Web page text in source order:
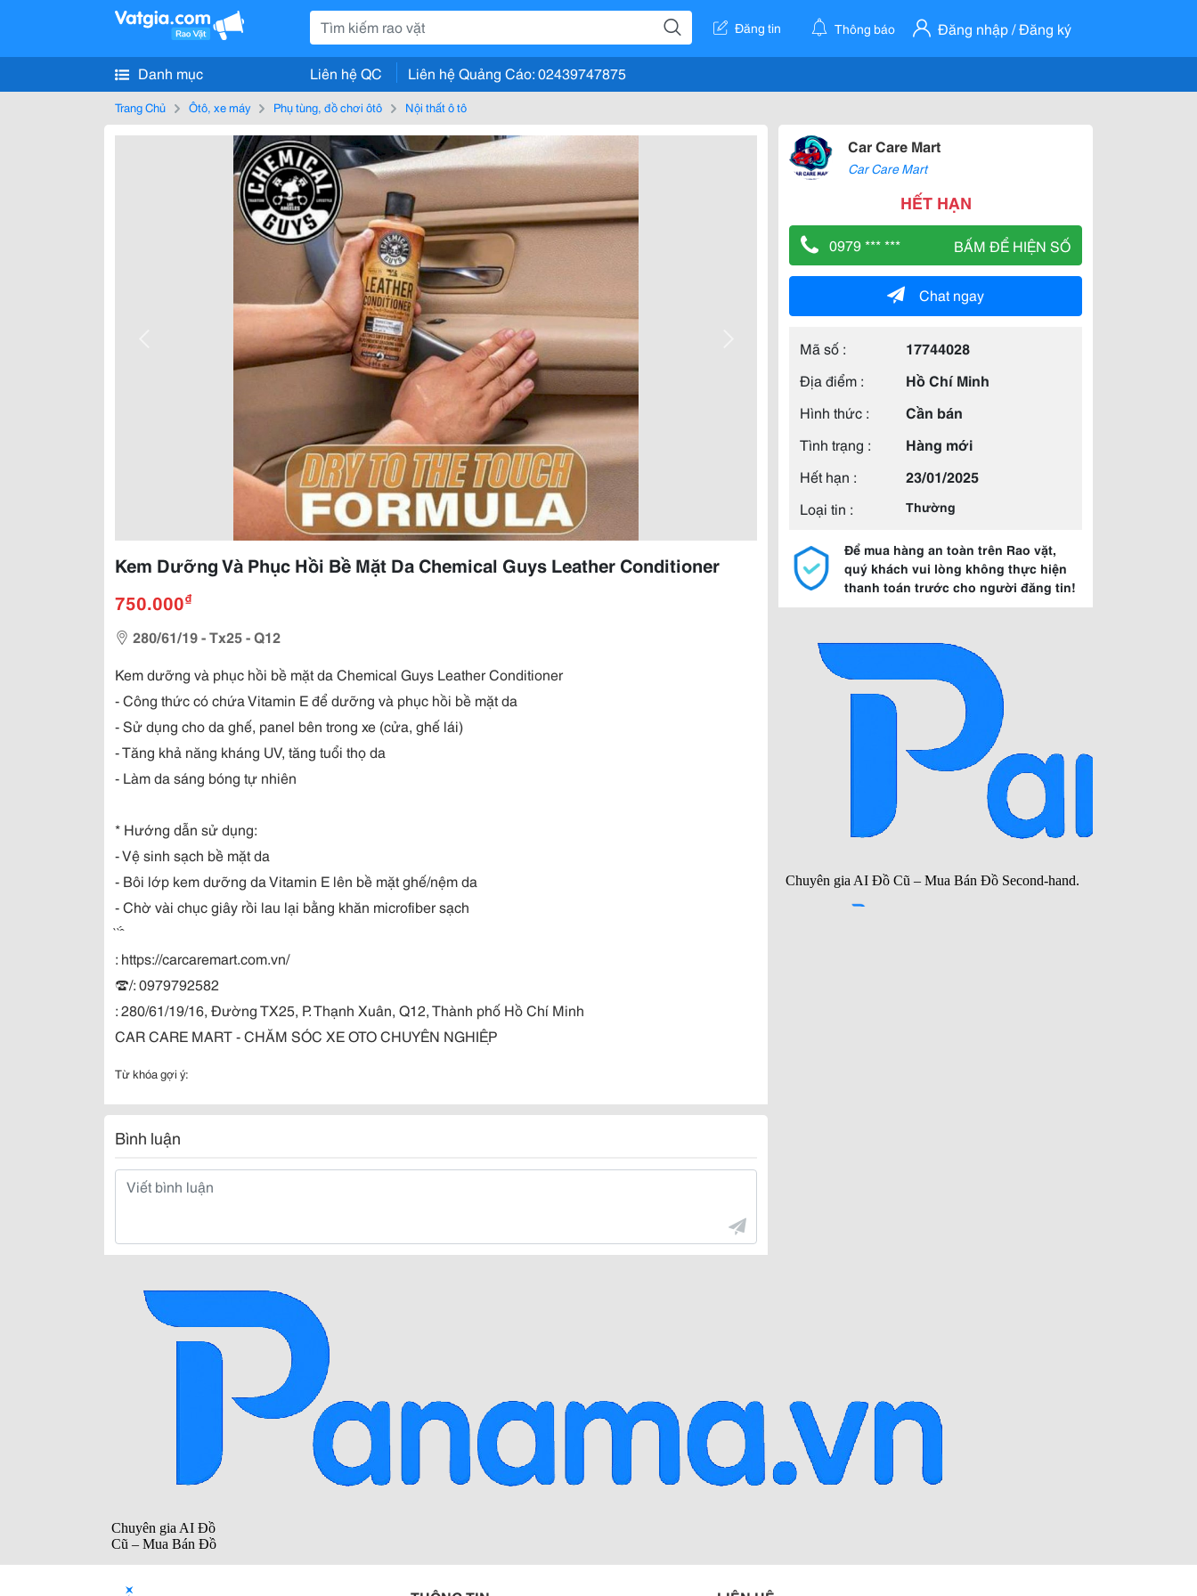
Đăng tin Thông báo Đăng nhập / Đăng ký
Danh mục Liên hệ QC Liên hệ Quảng Cáo: 02439747875
Trang Chủ Ôtô, xe máy Phụ tùng, đồ chơi ôtô Nội thất ô tô
Kem Dưỡng Và Phục Hồi Bề Mặt Da Chemical Guys Leather Conditioner
750.000₫
280/61/19 - Tx25 - Q12
Kem dưỡng và phục hồi bề mặt da Chemical Guys Leather Conditioner
- Công thức có chứa Vitamin E để dưỡng và phục hồi bề mặt da
- Sử dụng cho da ghế, panel bên trong xe (cửa, ghế lái)
- Tăng khả năng kháng UV, tăng tuổi thọ da
- Làm da sáng bóng tự nhiên
* Hướng dẫn sử dụng:
- Vệ sinh sạch bề mặt da
- Bôi lớp kem dưỡng da Vitamin E lên bề mặt ghế/nệm da
- Chờ vài chục giây rồi lau lại bằng khăn microfiber sạch
̀ ̀ ̂́
: https://carcaremart.com.vn/
☎️/: 0979792582
: 280/61/19/16, Đường TX25, P. Thạnh Xuân, Q12, Thành phố Hồ Chí Minh
CAR CARE MART - CHĂM SÓC XE OTO CHUYÊN NGHIỆP
Từ khóa gợi ý:
Bình luận
Car Care Mart
Car Care Mart
HẾT HẠN
0979 *** *** BẤM ĐỂ HIỆN SỐ
Chat ngay
Mã số :
17744028
Địa điểm :
Hồ Chí Minh
Hình thức :
Cần bán
Tình trạng :
Hàng mới
Hết hạn :
23/01/2025
Loại tin :
Thường
Để mua hàng an toàn trên Rao vặt,
quý khách vui lòng không thực hiện
thanh toán trước cho người đăng tin!